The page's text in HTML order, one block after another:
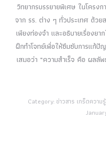
วิทยากรบรรยายพิเศษ ในโครง
จาก รร. ต่าง ๆ ทั่วประเทศ ด้วย
เพียงท่องจำ และอธิบายเรื่องยา
ฝึกทำโจทย์เพื่อให้ซึมซับการแก้ปั
เสมอว่า “ความสำเร็จ คือ ผลลั
Category: ข่าวสาร เกร็ดความ